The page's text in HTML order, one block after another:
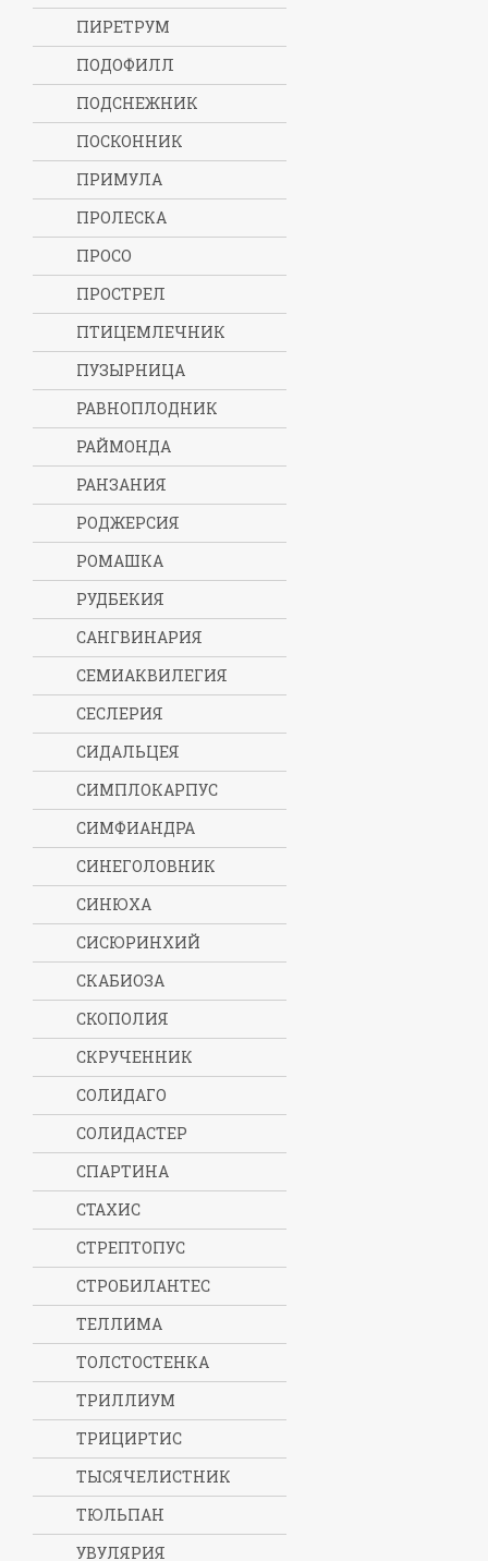
ПИРЕТРУМ
ПОДОФИЛЛ
ПОДСНЕЖНИК
ПОСКОННИК
ПРИМУЛА
ПРОЛЕСКА
ПРОСО
ПРОСТРЕЛ
ПТИЦЕМЛЕЧНИК
ПУЗЫРНИЦА
РАВНОПЛОДНИК
РАЙМОНДА
РАНЗАНИЯ
РОДЖЕРСИЯ
РОМАШКА
РУДБЕКИЯ
САНГВИНАРИЯ
СЕМИАКВИЛЕГИЯ
СЕСЛЕРИЯ
СИДАЛЬЦЕЯ
СИМПЛОКАРПУС
СИМФИАНДРА
СИНЕГОЛОВНИК
СИНЮХА
СИСЮРИНХИЙ
СКАБИОЗА
СКОПОЛИЯ
СКРУЧЕННИК
СОЛИДАГО
СОЛИДАСТЕР
СПАРТИНА
СТАХИС
СТРЕПТОПУС
СТРОБИЛАНТЕС
ТЕЛЛИМА
ТОЛСТОСТЕНКА
ТРИЛЛИУМ
ТРИЦИРТИС
ТЫСЯЧЕЛИСТНИК
ТЮЛЬПАН
УВУЛЯРИЯ